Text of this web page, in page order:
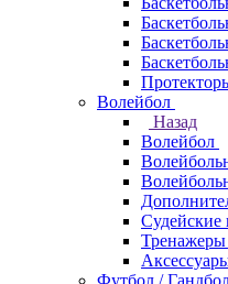
Волейбол
Назад
Волейбол
Тренажеры
Футбол /